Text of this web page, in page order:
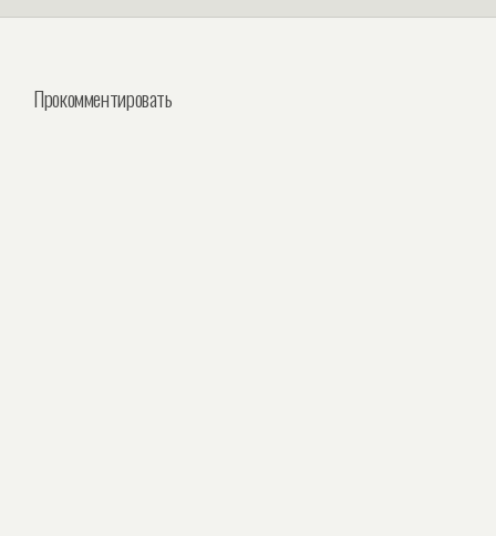
Прокомментировать